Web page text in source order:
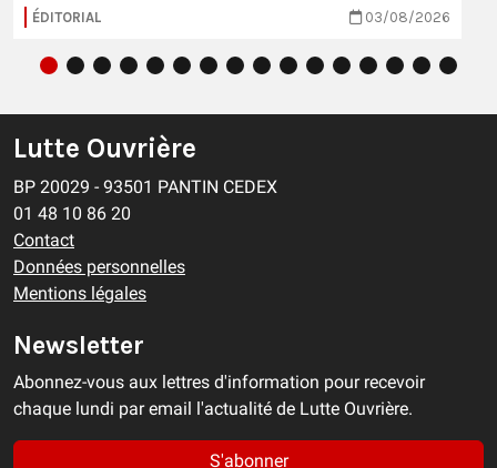
ÉDITORIAL 03/08/2026
Lutte Ouvrière
BP 20029 - 93501 PANTIN CEDEX
01 48 10 86 20
Contact
Données personnelles
Mentions légales
Newsletter
Abonnez-vous aux lettres d'information pour recevoir
chaque lundi par email l'actualité de Lutte Ouvrière.
S'abonner